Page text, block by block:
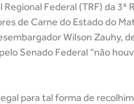
Federal (TRF) da 3ª
de Carne do Estado do
Wilson Zauhy,
Senado Federal “não
para tal forma de